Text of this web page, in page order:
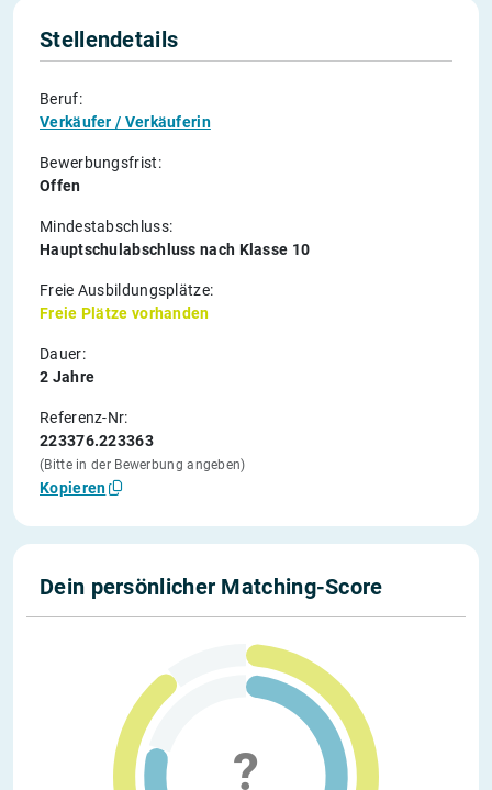
Stellendetails
Beruf:
Verkäufer / Verkäuferin
Bewerbungsfrist:
Offen
Mindestabschluss:
Hauptschulabschluss nach Klasse 10
Freie Ausbildungsplätze:
Freie Plätze vorhanden
Dauer:
2 Jahre
Referenz-Nr:
223376.223363
(Bitte in der Bewerbung angeben)
Kopieren
Dein persönlicher Matching-Score